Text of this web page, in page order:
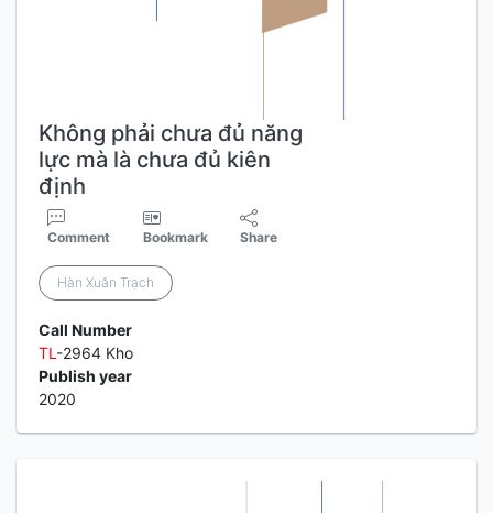
Không phải chưa đủ năng
lực mà là chưa đủ kiên
định
Comment Bookmark Share
Hàn Xuân Trạch
Call Number
TL -2964 Kho
Publish year
2020